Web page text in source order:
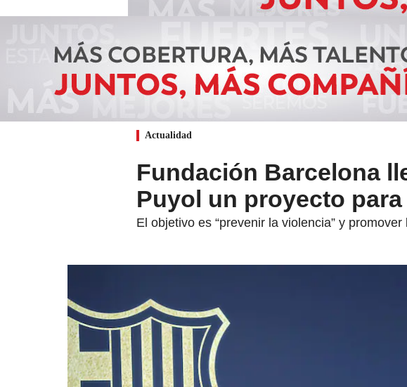
Actualidad
Fundación Barcelona
Puyol un proyecto
El objetivo es “prevenir la violencia” y